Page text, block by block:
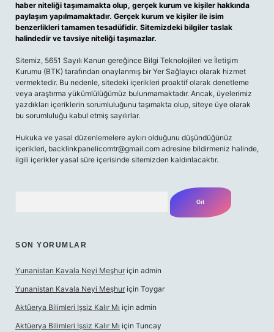
haber niteliği taşımamakta olup, gerçek kurum ve kişiler hakkında
paylaşım yapılmamaktadır. Gerçek kurum ve kişiler ile isim
benzerlikleri tamamen tesadüfidir. Sitemizdeki bilgiler taslak
halindedir ve tavsiye niteliği taşımazlar.
Sitemiz, 5651 Sayılı Kanun gereğince Bilgi Teknolojileri ve İletişim
Kurumu (BTK) tarafından onaylanmış bir Yer Sağlayıcı olarak hizmet
vermektedir. Bu nedenle, sitedeki içerikleri proaktif olarak denetleme
veya araştırma yükümlülüğümüz bulunmamaktadır. Ancak, üyelerimiz
yazdıkları içeriklerin sorumluluğunu taşımakta olup, siteye üye olarak
bu sorumluluğu kabul etmiş sayılırlar.
Hukuka ve yasal düzenlemelere aykırı olduğunu düşündüğünüz
içerikleri, backlinkpanelicomtr@gmail.com adresine bildirmeniz halinde,
ilgili içerikler yasal süre içerisinde sitemizden kaldırılacaktır.
SON YORUMLAR
Yunanistan Kavala Neyi Meşhur için admin
Yunanistan Kavala Neyi Meşhur için Toygar
Aktüerya Bilimleri Işsiz Kalır Mı için admin
Aktüerya Bilimleri Işsiz Kalır Mı için Tuncay